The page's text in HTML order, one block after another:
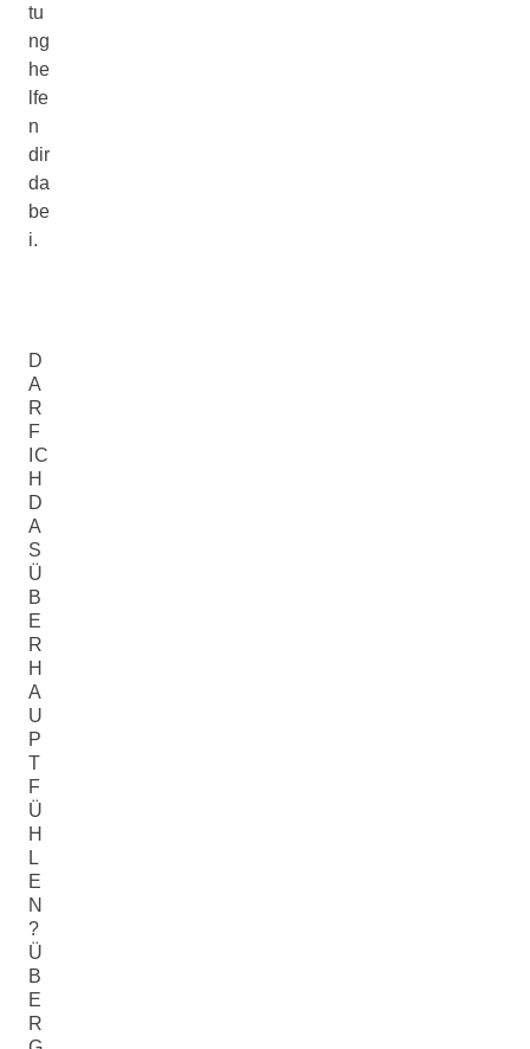
tu
ng
he
lfe
n
dir
da
be
i.
D
A
R
F
IC
H
D
A
S
Ü
B
E
R
H
A
U
P
T
F
Ü
H
L
E
N
?
Ü
B
E
R